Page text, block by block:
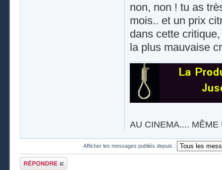
non, non ! tu as
mois.. et un prix
dans cette
la plus mauvaise
AU CINEMA.... MÊME
Afficher les messages publiés depuis :
Publier une
réponse